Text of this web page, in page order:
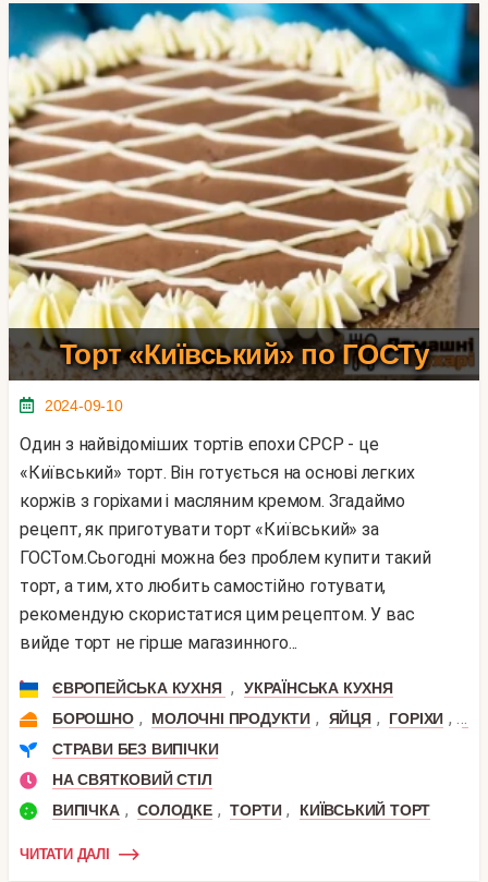
Торт «Київський» по ГОСТу
2024-09-10
Один з найвідоміших тортів епохи СРСР - це
«Київський» торт. Він готується на основі легких
коржів з горіхами і масляним кремом. Згадаймо
рецепт, як приготувати торт «Київський» за
ГОСТом.Сьогодні можна без проблем купити такий
торт, а тим, хто любить самостійно готувати,
рекомендую скористатися цим рецептом. У вас
вийде торт не гірше магазинного...
ЄВРОПЕЙСЬКА КУХНЯ ,
УКРАЇНСЬКА КУХНЯ
БОРОШНО , МОЛОЧНІ ПРОДУКТИ , ЯЙЦЯ , ГОРІХИ ,
СТРАВИ БЕЗ ВИПІЧКИ
НА СВЯТКОВИЙ СТІЛ
ВИПІЧКА , СОЛОДКЕ , ТОРТИ , КИЇВСЬКИЙ ТОРТ
ЧИТАТИ ДАЛІ